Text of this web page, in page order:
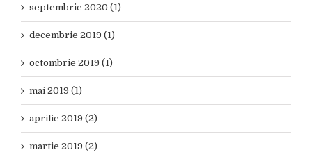
septembrie 2020 (1)
decembrie 2019 (1)
octombrie 2019 (1)
mai 2019 (1)
aprilie 2019 (2)
martie 2019 (2)